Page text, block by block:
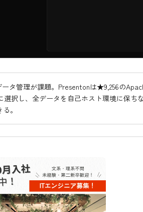
タ管理が課題。Presentonは★9,256の
択し、全データを自己ホスト環境に保ち
。